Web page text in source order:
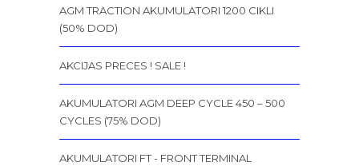
AGM TRACTION AKUMULATORI 1200 CIKLI
(50% DOD)
AKCIJAS PRECES ! SALE !
AKUMULATORI AGM DEEP CYCLE 450 – 500
CYCLES (75% DOD)
AKUMULATORI FT - FRONT TERMINAL